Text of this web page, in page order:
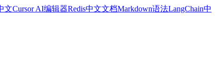
文Cursor AI编辑器Redis中文文档Markdown语法LangChain中